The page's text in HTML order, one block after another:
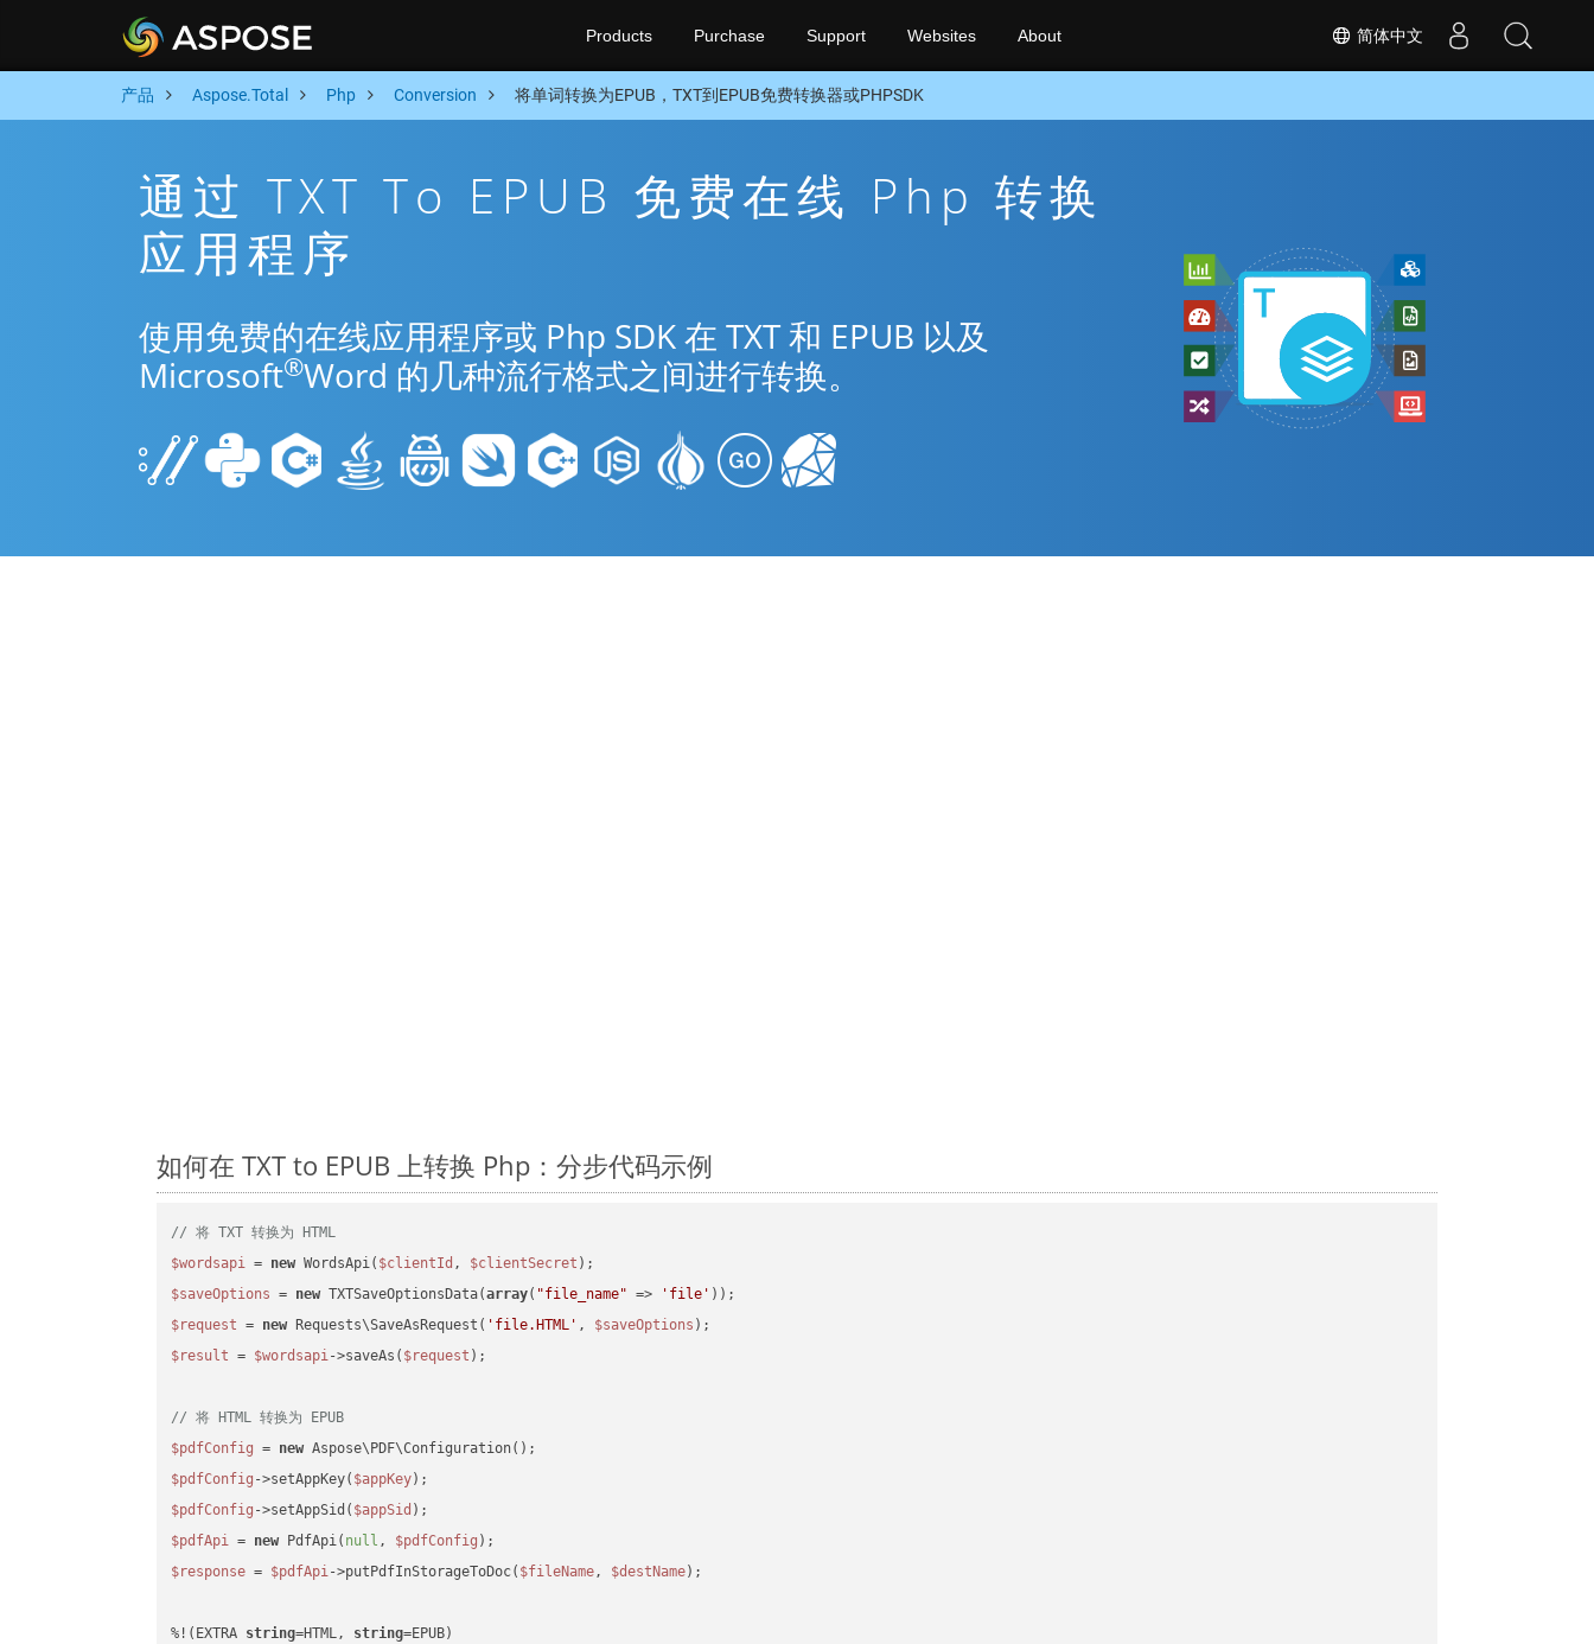
简体中文
Products Purchase Support Websites About
产品 Aspose.Total Php Conversion 将单词转换为EPUB，TXT到EPUB免费转换器或PHPSDK
通过 TXT To EPUB 免费在线 Php 转换
应用程序
使用免费的在线应用程序或 Php SDK 在 TXT 和 EPUB 以及
Microsoft®Word 的几种流行格式之间进行转换。
如何在 TXT to EPUB 上转换 Php：分步代码示例
// 将 TXT 转换为 HTML
$wordsapi = new WordsApi( $clientId , $clientSecret
$saveOptions = new TXTSaveOptionsData(array( "file_name" => 'file'
$request = new Requests\SaveAsRequest( 'file.HTML' , $saveOptions
$result = $wordsapi->saveAs( $request );
// 将 HTML 转换为 EPUB
$pdfConfig = new
$pdfConfig ->setAppKey( $appKey
$pdfConfig ->setAppSid( $appSid
$pdfApi = new PdfApi( null , $pdfConfig
$response = $pdfApi->putPdfInStorageToDoc( $fileName, $destName);
%!(EXTRA string=HTML, string=EPUB)